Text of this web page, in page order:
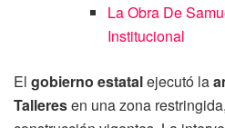
La Obra De
Institucional
El gobierno estatalejecutó la
Talleresen una zona